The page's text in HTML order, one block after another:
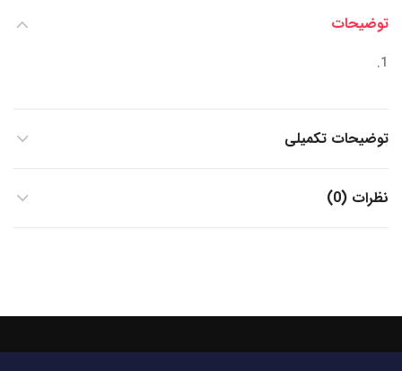
توضیحات
توضیحات تکمیلی
نظرات (0)